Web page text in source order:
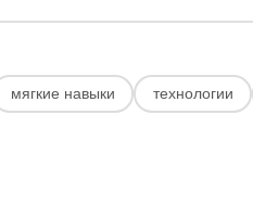
мягкие навыки технологии